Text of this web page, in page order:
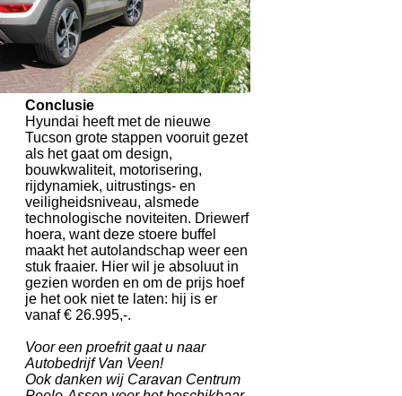
Conclusie
Hyundai heeft met de nieuwe
Tucson grote stappen vooruit gezet
als het gaat om design,
bouwkwaliteit, motorisering,
rijdynamiek, uitrustings- en
veiligheidsniveau, alsmede
technologische noviteiten. Driewerf
hoera, want deze stoere buffel
maakt het autolandschap weer een
stuk fraaier. Hier wil je absoluut in
gezien worden en om de prijs hoef
je het ook niet te laten: hij is er
vanaf € 26.995,-.
Voor een proefrit gaat u naar
Autobedrijf Van Veen!
Ook danken wij Caravan Centrum